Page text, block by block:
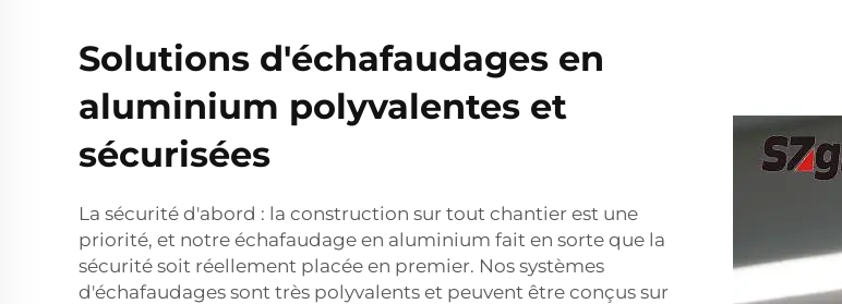
Solutions d'échafaudages en
aluminium polyvalentes et
sécurisées
La sécurité d'abord : la construction sur tout chantier est une
priorité, et notre échafaudage en aluminium fait en sorte que la
sécurité soit réellement placée en premier. Nos systèmes
d'échafaudages sont très polyvalents et peuvent être conçus sur